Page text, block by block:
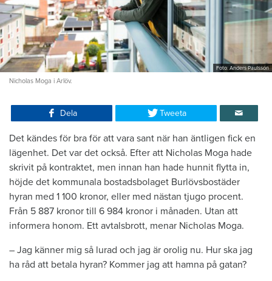
Foto: Anders Paulsson
Nicholas Moga i Arlöv.
Dela Tweeta
Det kändes för bra för att vara sant när han äntligen fick en
lägenhet. Det var det också. Efter att Nicholas Moga hade
skrivit på kontraktet, men innan han hade hunnit flytta in,
höjde det kommunala bostadsbolaget Burlövsbostäder
hyran med 1 100 kronor, eller med nästan tjugo procent.
Från 5 887 kronor till 6 984 kronor i månaden. Utan att
informera honom. Ett avtalsbrott, menar Nicholas Moga.
– Jag känner mig så lurad och jag är orolig nu. Hur ska jag
ha råd att betala hyran? Kommer jag att hamna på gatan?